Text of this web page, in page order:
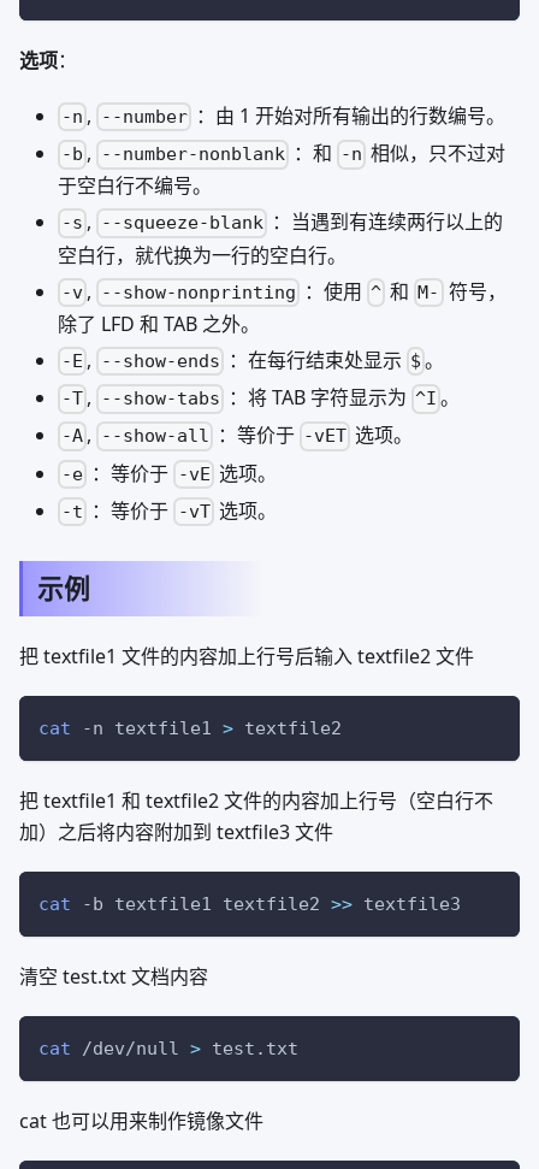
选项：
-n , --number ：由 1 开始对所有输出的行数编号。
-b , --number-nonblank ：和 -n 相似，只不过对
于空白行不编号。
-s , --squeeze-blank ：当遇到有连续两行以上的
空白行，就代换为一行的空白行。
-v , --show-nonprinting ：使用 ^ 和M- 符号，
除了 LFD 和 TAB 之外。
-E , --show-ends ：在每行结束处显示 $ 。
-T , --show-tabs ：将 TAB 字符显示为 ^I 。
-A , --show-all ：等价于 -vET 选项。
-e ：等价于 -vE 选项。
-t ：等价于 -vT 选项。
示例
把 textfile1 文件的内容加上行号后输入 textfile2 文件
cat -n textfile1 > textfile2
把 textfile1 和 textfile2 文件的内容加上行号（空白行不
加）之后将内容附加到 textfile3 文件
cat -b textfile1 textfile2 >> textfile3
清空 test.txt 文档内容
cat /dev/null > test.txt
cat 也可以用来制作镜像文件